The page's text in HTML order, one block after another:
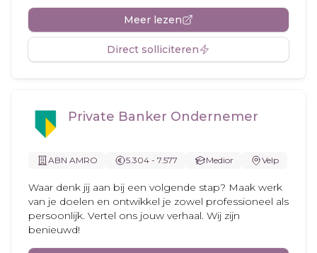
Meer lezen
Direct solliciteren
Private Banker Ondernemer
ABN AMRO 5.304 - 7.577 Medior Velp
Waar denk jij aan bij een volgende stap? Maak werk
van je doelen en ontwikkel je zowel professioneel als
persoonlijk. Vertel ons jouw verhaal. Wij zijn
benieuwd!